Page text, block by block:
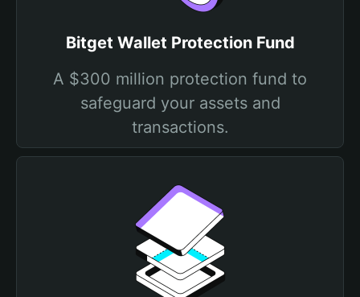
Bitget Wallet Protection Fund
A $300 million protection fund to
safeguard your assets and
transactions.